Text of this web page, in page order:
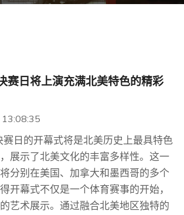
赛日将上演充满北美特色的精彩
日的开幕式将是北美历史上最具特色
展示了北美文化的丰富多样性。这一
分别在美国、加拿大和墨西哥的多个
开幕式不仅是一个体育赛事的开始，
艺术展示。通过融合北美地区独特的